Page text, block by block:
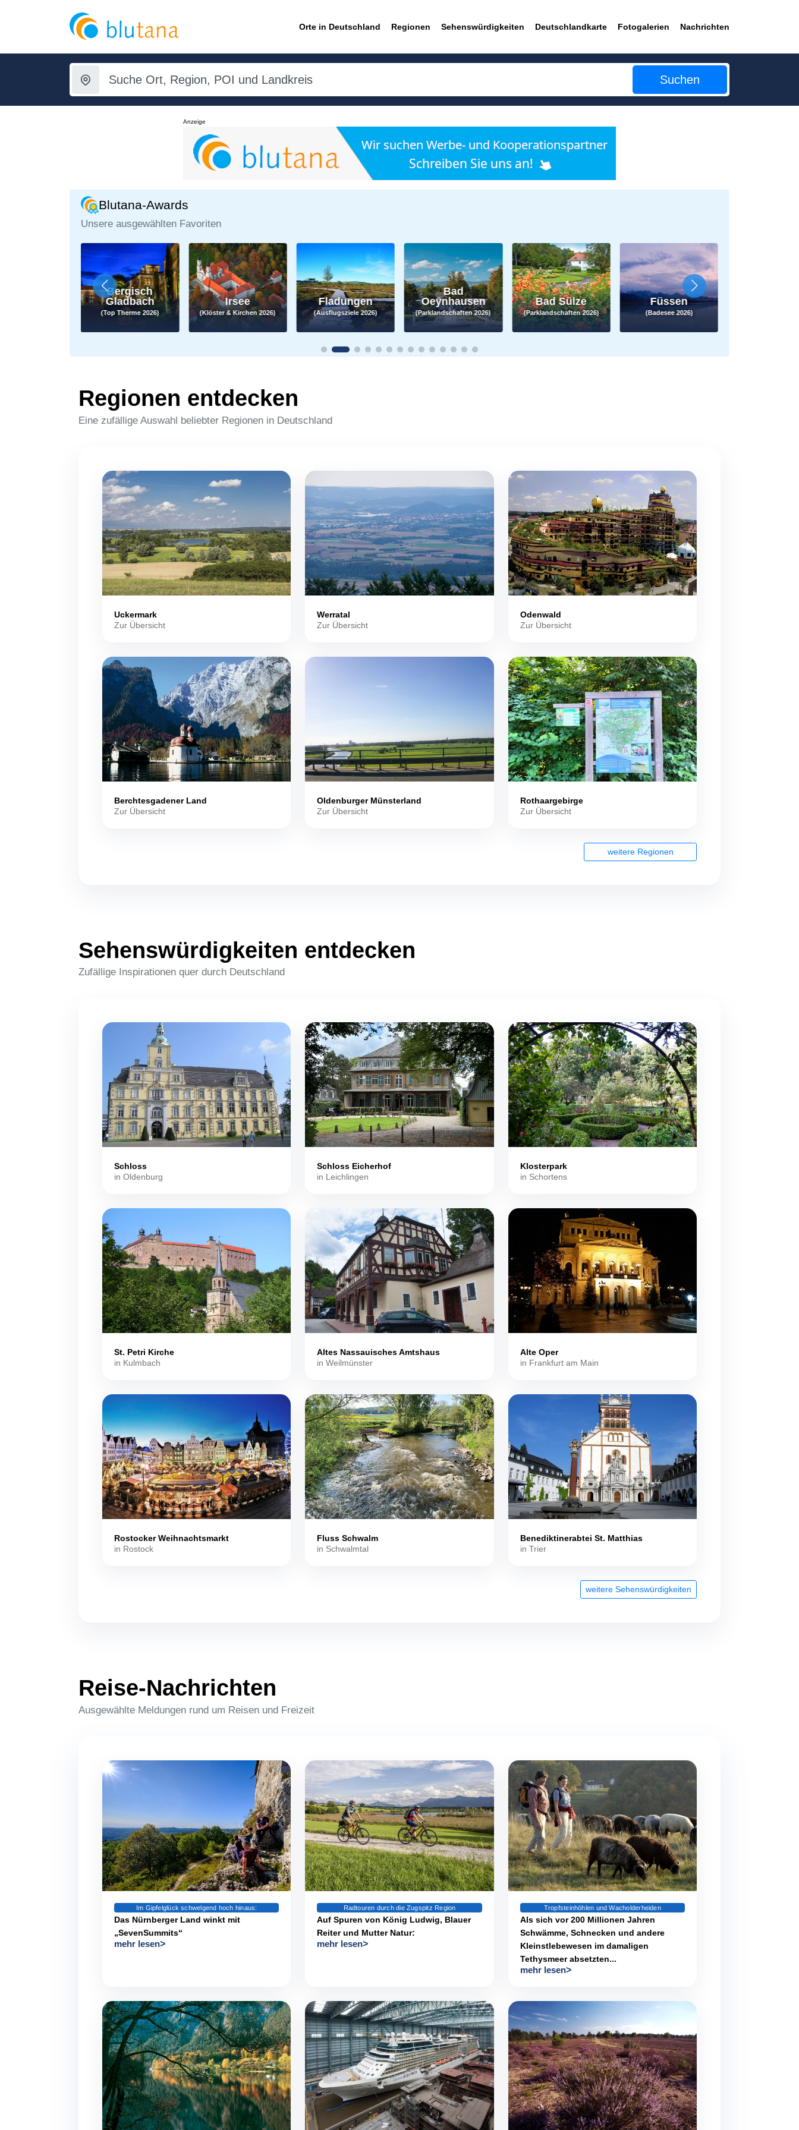
Orte in Deutschland Regionen Sehenswürdigkeiten Deutschlandkarte Fotogalerien Nachrichten
Suchen
Anzeige
Blutana-Awards
Unsere ausgewählten Favoriten
Bergisch
Gladbach
(Top Therme 2026)
Irsee
(Klöster & Kirchen 2026)
Fladungen
(Ausflugsziele 2026)
Bad
Oeynhausen
(Parklandschaften 2026)
Bad Sülze
(Parklandschaften 2026)
Füssen
(Badesee 2026)
Regionen entdecken
Eine zufällige Auswahl beliebter Regionen in Deutschland
Uckermark
Zur Übersicht
Werratal
Zur Übersicht
Odenwald
Zur Übersicht
Berchtesgadener Land
Zur Übersicht
Oldenburger Münsterland
Zur Übersicht
Rothaargebirge
Zur Übersicht
weitere Regionen
Sehenswürdigkeiten entdecken
Zufällige Inspirationen quer durch Deutschland
Schloss
in Oldenburg
Schloss Eicherhof
in Leichlingen
Klosterpark
in Schortens
St. Petri Kirche
in Kulmbach
Altes Nassauisches Amtshaus
in Weilmünster
Alte Oper
in Frankfurt am Main
Rostocker Weihnachtsmarkt
in Rostock
Fluss Schwalm
in Schwalmtal
Benediktinerabtei St. Matthias
in Trier
weitere Sehenswürdigkeiten
Reise-Nachrichten
Ausgewählte Meldungen rund um Reisen und Freizeit
Im Gipfelglück schwelgend hoch hinaus:
Das Nürnberger Land winkt mit
„SevenSummits“
mehr lesen
Radtouren durch die Zugspitz Region
Auf Spuren von König Ludwig, Blauer
Reiter und Mutter Natur:
mehr lesen
Tropfsteinhöhlen und Wacholderheiden
Als sich vor 200 Millionen Jahren
Schwämme, Schnecken und andere
Kleinstlebewesen im damaligen
Tethysmeer absetzten...
mehr lesen